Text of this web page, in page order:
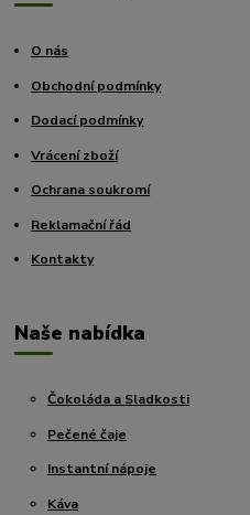
O nás
Obchodní podmínky
Dodací podmínky
Vrácení zboží
Ochrana soukromí
Reklamační řád
Kontakty
Naše nabídka
Čokoláda a Sladkosti
Pečené čaje
Instantní nápoje
Káva